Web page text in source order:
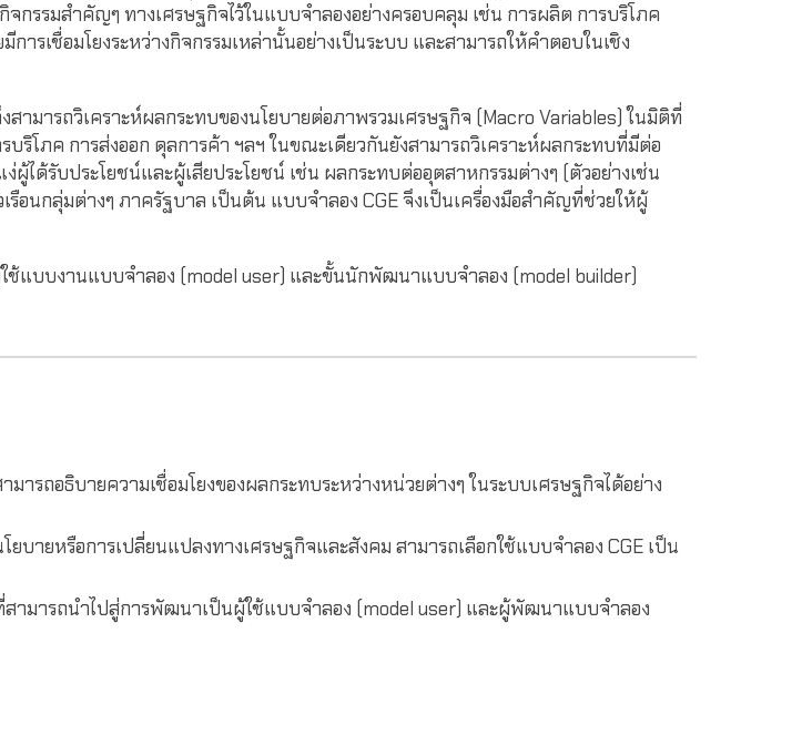
กรรมสำคัญๆ ทางเศรษฐกิจไว้ในแบบจำลองอย่างครอบคลุม เช่น การผลิต การบริโภค
ารเชื่อมโยงระหว่างกิจกรรมเหล่านั้นอย่างเป็นระบบ และสามารถให้คำตอบในเชิง
ามารถวิเคราะห์ผลกระทบของนโยบายต่อภาพรวมเศรษฐกิจ (Macro Variables) ในมิติที่
บริโภค การส่งออก ดุลการค้า ฯลฯ ในขณะเดียวกันยังสามารถวิเคราะห์ผลกระทบที่มีต่อ
ผู้ได้รับประโยชน์และผู้เสียประโยชน์ เช่น ผลกระทบต่ออุตสาหกรรมต่างๆ (ตัวอย่างเช่น
อนกลุ่มต่างๆ ภาครัฐบาล เป็นต้น แบบจำลอง CGE จึงเป็นเครื่องมือสำคัญที่ช่วยให้ผู้
ช้แบบงานแบบจำลอง (model user) และขั้นนักพัฒนาแบบจำลอง (model builder)
ารถอธิบายความเชื่อมโยงของผลกระทบระหว่างหน่วยต่างๆ ในระบบเศรษฐกิจได้อย่าง
บายหรือการเปลี่ยนแปลงทางเศรษฐกิจและสังคม สามารถเลือกใช้แบบจำลอง CGE เป็น
สามารถนำไปสู่การพัฒนาเป็นผู้ใช้แบบจำลอง (model user) และผู้พัฒนาแบบจำลอง